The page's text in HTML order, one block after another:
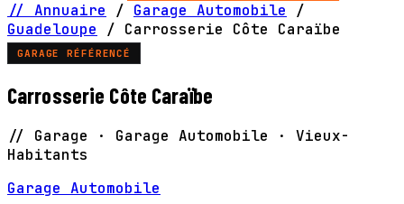
// Annuaire / Garage Automobile
/
Guadeloupe
/ Carrosserie Côte Caraïbe
GARAGE RÉFÉRENCÉ
Carrosserie Côte Caraïbe
// Garage · Garage Automobile · Vieux-
Habitants
Garage Automobile